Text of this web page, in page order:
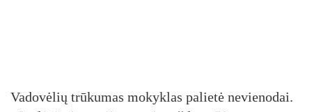
Va­do­vė­lių trū­ku­mas mo­kyk­las pa­lie­tė ne­vie­no­dai.